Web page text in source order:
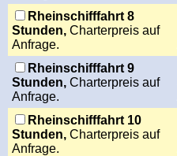
Rheinschifffahrt 8
Stunden, Charterpreis auf
Anfrage.
Rheinschifffahrt 9
Stunden, Charterpreis auf
Anfrage.
Rheinschifffahrt 10
Stunden, Charterpreis auf
Anfrage.